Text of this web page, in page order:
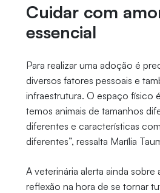
Cuidar com
essencial
Para realizar uma adoção é
diversos fatores pessoais e
infraestrutura. O espaço físico
temos animais de tamanhos
diferentes e características
diferentes”, ressalta Marília
A veterinária alerta ainda sobre
reflexão na hora de se tornar